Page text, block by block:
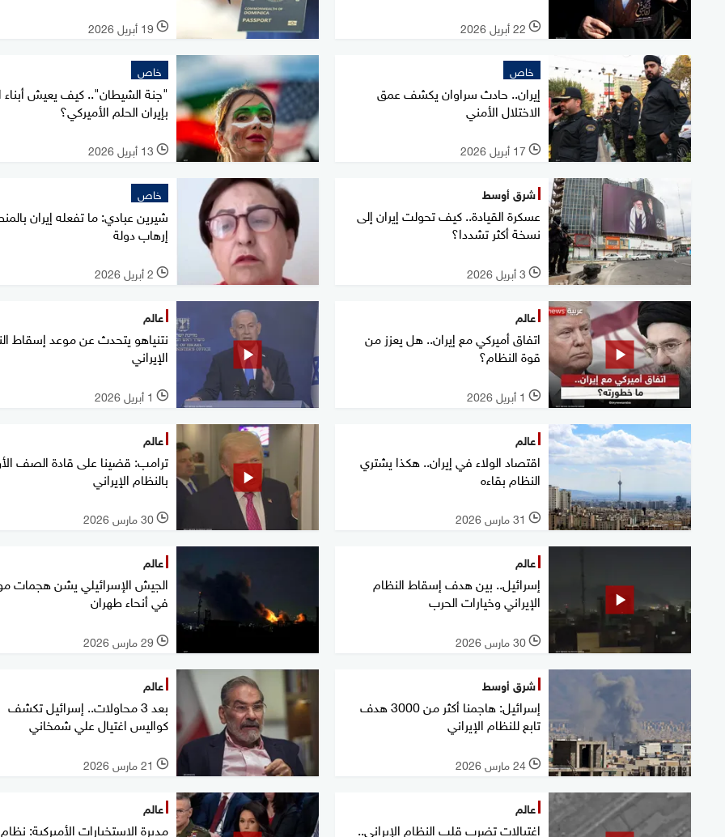
l 22 أبريل 2026 l 19 أبريل 2026
خاص
إيران.. حادث سراوان يكشف عمق
الاختلال الأمني
l 17 أبريل 2026
خاص
"جنة الشيطان".. كيف يعيش أبناء
بإيران الحلم الأميركي؟
l 13 أبريل 2026
شرق أوسط
عسكرة القيادة.. كيف تحولت إيران إلى
نسخة أكثر تشددا؟
l 3 أبريل 2026
خاص
شيرين عبادي: ما تفعله إيران
إرهاب دولة
l 2 أبريل 2026
عالم
اتفاق أميركي مع إيران.. هل يعزز من
قوة النظام؟
l 1 أبريل 2026
عالم
نتنياهو يتحدث عن موعد إسقاط
الإيراني
l 1 أبريل 2026
عالم
اقتصاد الولاء في إيران.. هكذا يشتري
النظام بقاءه
l 31 مارس 2026
عالم
ترامب: قضينا على قادة الصف
بالنظام الإيراني
l 30 مارس 2026
عالم
إسرائيل.. بين هدف إسقاط النظام
الإيراني وخيارات الحرب
l 30 مارس 2026
عالم
الجيش الإسرائيلي يشن هجمات
في أنحاء طهران
l 29 مارس 2026
شرق أوسط
إسرائيل: هاجمنا أكثر من 3000 هدف
تابع للنظام الإيراني
l 24 مارس 2026
عالم
بعد 3 محاولات.. إسرائيل تكشف
كواليس اغتيال علي شمخاني
l 21 مارس 2026
عالم
اغتيالات تضرب قلب النظام الإيراني..
عالم
مديرة الاستخبارات الأميركية: